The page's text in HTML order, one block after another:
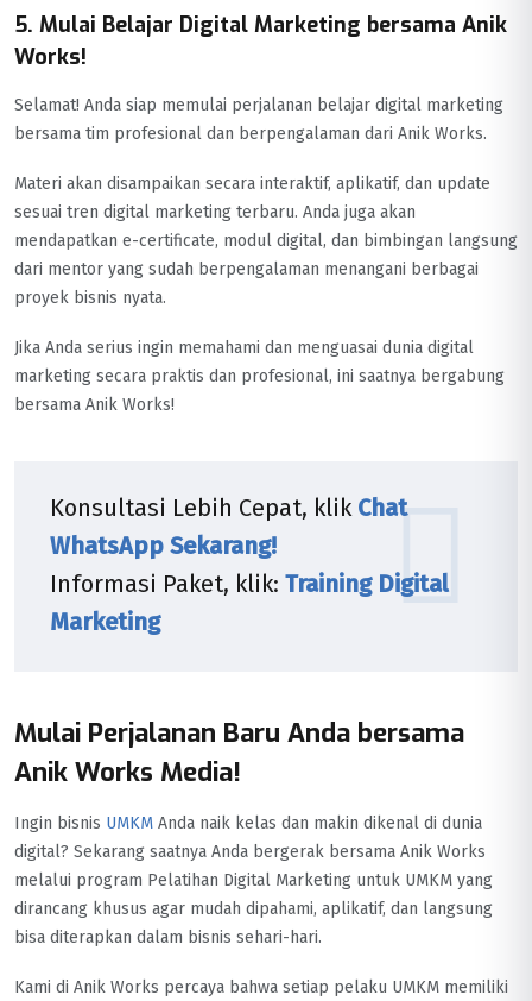
5. Mulai Belajar Digital Marketing bersama Anik
Works!
Selamat! Anda siap memulai perjalanan belajar digital marketing
bersama tim profesional dan berpengalaman dari Anik Works.
Materi akan disampaikan secara interaktif, aplikatif, dan update
sesuai tren digital marketing terbaru. Anda juga akan
mendapatkan e-certificate, modul digital, dan bimbingan langsung
dari mentor yang sudah berpengalaman menangani berbagai
proyek bisnis nyata.
Jika Anda serius ingin memahami dan menguasai dunia digital
marketing secara praktis dan profesional, ini saatnya bergabung
bersama Anik Works!
Konsultasi Lebih Cepat, klik Chat
WhatsApp Sekarang!
Informasi Paket, klik: Training Digital
Marketing
Mulai Perjalanan Baru Anda bersama
Anik Works Media!
Ingin bisnis UMKM Anda naik kelas dan makin dikenal di dunia
digital? Sekarang saatnya Anda bergerak bersama Anik Works
melalui program Pelatihan Digital Marketing untuk UMKM yang
dirancang khusus agar mudah dipahami, aplikatif, dan langsung
bisa diterapkan dalam bisnis sehari-hari.
Kami di Anik Works percaya bahwa setiap pelaku UMKM memiliki